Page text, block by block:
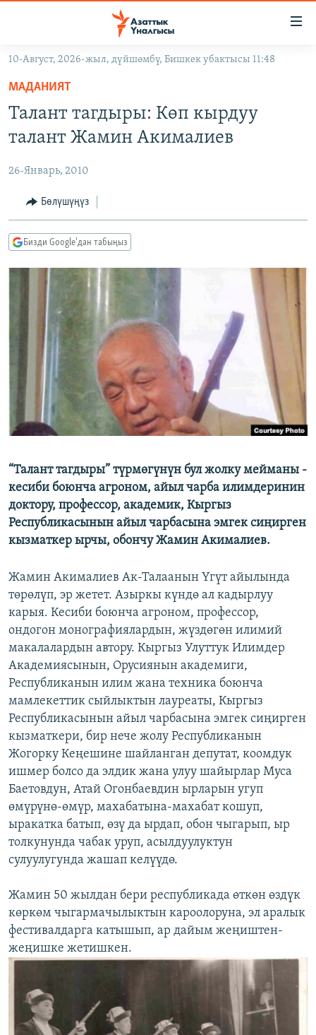
Навигацияга
өтүңүз
Издөөгө
салыңыз
ЭКОНОМИКА
МАДАНИЯТ
БОРБОР АЗИЯ
АТАЙЫН ИЛИКТӨӨ
ТВ ПРОГРАММАЛАР
ЭКСПЕРТТЕР ТАЛДАЙТ
БИЗ ЖАНА ДҮЙНӨ
ЭЖЕ-СИҢДИЛЕР
АЗАТТЫК+
ЫҢГАЙСЫЗ СУРООЛОР
ӨЗГӨЧӨ ПИКИР
Русский
ОНЛАЙН ШЕРИНЕ
ЭЕ/АРнун бардык сайттары
10-Август, 2026-жыл, дүйшөмбү, Бишкек убактысы 11:48
МАДАНИЯТ
Талант тагдыры: Көп кырдуу
талант Жамин Акималиев
26-Январь, 2010
Бөлүшүңүз
Бизди Google'дан табыңыз
“Талант тагдыры” түрмөгүнүн бул жолку мейманы -
кесиби боюнча агроном, айыл чарба илимдеринин
доктору, профессор, академик, Кыргыз
Республикасынын айыл чарбасына эмгек сиңирген
кызматкер ырчы, обончу Жамин Акималиев.
Жамин Акималиев Ак-Талаанын Үгүт айылында
төрөлүп, эр жетет. Азыркы күндө ал кадырлуу
карыя. Кесиби боюнча агроном, профессор,
ондогон монографиялардын, жүздөгөн илимий
макалалардын автору. Кыргыз Улуттук Илимдер
Академиясынын, Орусиянын академиги,
Республиканын илим жана техника боюнча
мамлекеттик сыйлыктын лауреаты, Кыргыз
Республикасынын айыл чарбасына эмгек сиңирген
кызматкери, бир нече жолу Республиканын
Жогорку Кеңешине шайланган депутат, коомдук
ишмер болсо да элдик жана улуу шайырлар Муса
Баетовдун, Атай Огонбаевдин ырларын угуп
өмүрүнө-өмүр, махабатына-махабат кошуп,
ыракатка батып, өзү да ырдап, обон чыгарып, ыр
толкунунда чабак уруп, асылдуулуктун
сулуулугунда жашап келүүдө.
Жамин 50 жылдан бери республикада өткөн өздүк
көркөм чыгармачылыктын кароолоруна, эл аралык
фестивалдарга катышып, ар дайым жеңиштен-
жеңишке жетишкен.